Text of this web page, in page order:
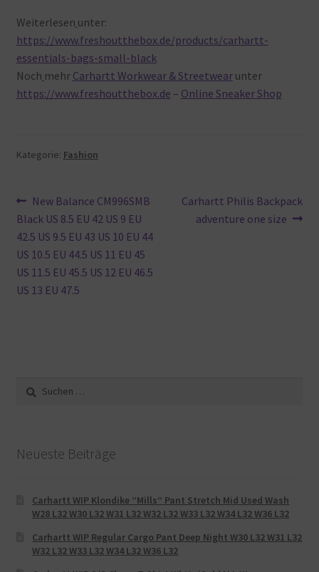
Weiterlesen unter:
https://www.freshoutthebox.de/products/carhartt-
essentials-bags-small-black
Noch mehr Carhartt Workwear & Streetwearunter
https://www.freshoutthebox.de – Online Sneaker Shop
Kategorie: Fashion
Beitragsnavigation
Vorheriger
Beitrag:
New Balance CM996SMB
Black US 8.5 EU 42 US 9 EU
42.5 US 9.5 EU 43 US 10 EU 44
US 10.5 EU 44.5 US 11 EU 45
US 11.5 EU 45.5 US 12 EU 46.5
US 13 EU 47.5
Nächster
Beitrag:
Carhartt Philis Backpack
adventure one size
Suche
nach:
Neueste Beiträge
Carhartt WIP Klondike “Mills“ Pant Stretch Mid Used Wash
W28 L32 W30 L32 W31 L32 W32 L32 W33 L32 W34 L32 W36 L32
Carhartt WIP Regular Cargo Pant Deep Night W30 L32 W31 L32
W32 L32 W33 L32 W34 L32 W36 L32